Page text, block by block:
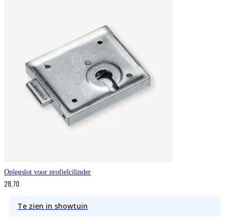
Oplegslot voor profielcilinder
28,70
Te zien in showtuin